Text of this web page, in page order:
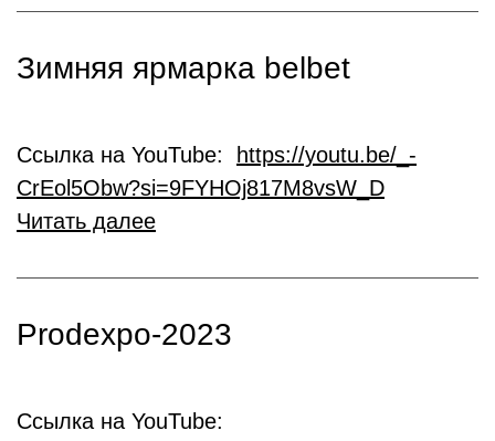
Зимняя ярмарка belbet
Ссылка на YouTube:
https://youtu.be/_-
CrEol5Obw?si=9FYHOj817M8vsW_D
Читать далее
Prodexpo-2023
Ссылка на YouTube: